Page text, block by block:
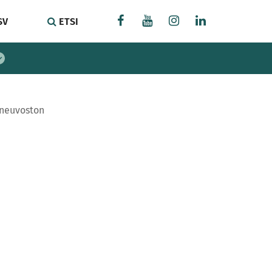
ETSI